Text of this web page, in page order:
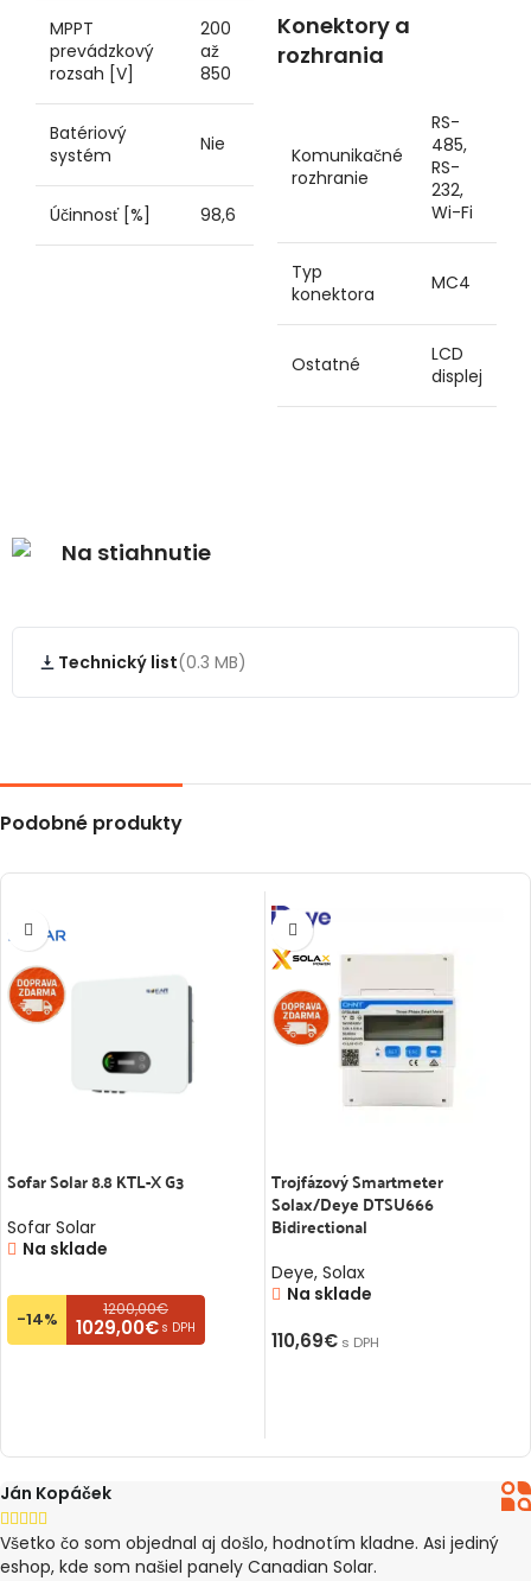
MPPT
prevádzkový
rozsah [V]
200
až
850
Batériový
systém
Nie
Účinnosť [%] 98,6
Konektory a
rozhrania
Komunikačné
rozhranie
RS-
485,
RS-
232,
Wi-Fi
Typ
konektora
MC4
Ostatné
LCD
displej
Na stiahnutie
Technický list(0.3 MB)
Podobné produkty
Sofar Solar 8.8 KTL-X G3
Sofar Solar
Na sklade
-14% 1200,00€
1029,00€ s DPH
Trojfázový Smartmeter
Solax/Deye DTSU666
Bidirectional
Deye, Solax
Na sklade
110,69€ s DPH
Ján Kopáček
    
Všetko čo som objednal aj došlo, hodnotím kladne. Asi jediný
eshop, kde som našiel panely Canadian Solar.